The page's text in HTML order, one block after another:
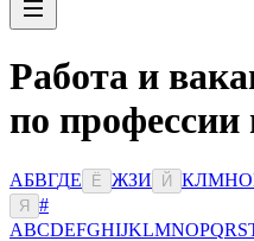
Работа и
по профессии
АБВГДЕ Ё ЖЗИ Й КЛМНО
Я
#
ABCDEFGHIJKLMNOPQRS